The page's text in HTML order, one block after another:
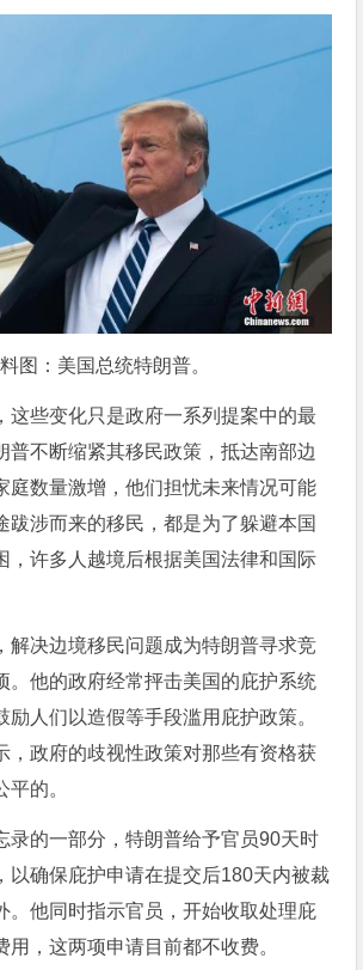
图：美国总统特朗普。
些变化只是政府一系列提案中的最
普不断缩紧其移民政策，抵达南部边
庭数量激增，他们担忧未来情况可能
跋涉而来的移民，都是为了躲避本国
，许多人越境后根据美国法律和国际
决边境移民问题成为特朗普寻求竞
。他的政府经常抨击美国的庇护系统
励人们以造假等手段滥用庇护政策。
，政府的歧视性政策对那些有资格获
的。
的一部分，特朗普给予官员90天时
以确保庇护申请在提交后180天内被裁
。他同时指示官员，开始收取处理庇
用，这两项申请目前都不收费。